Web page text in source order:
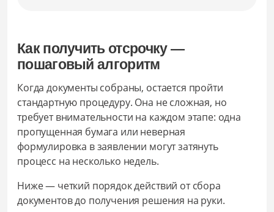
Как получить отсрочку —
пошаговый алгоритм
Когда документы собраны, остается пройти
стандартную процедуру. Она не сложная, но
требует внимательности на каждом этапе: одна
пропущенная бумага или неверная
формулировка в заявлении могут затянуть
процесс на несколько недель.
Ниже — четкий порядок действий от сбора
документов до получения решения на руки.